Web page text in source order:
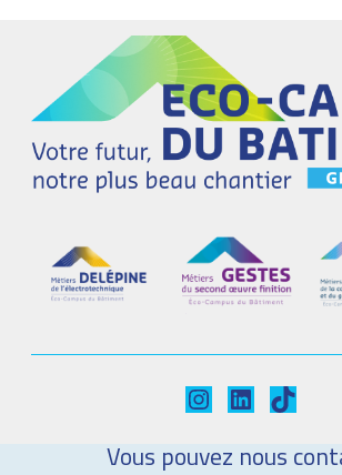
Instagram
LinkedIn
TikTok
Vous pouvez nous